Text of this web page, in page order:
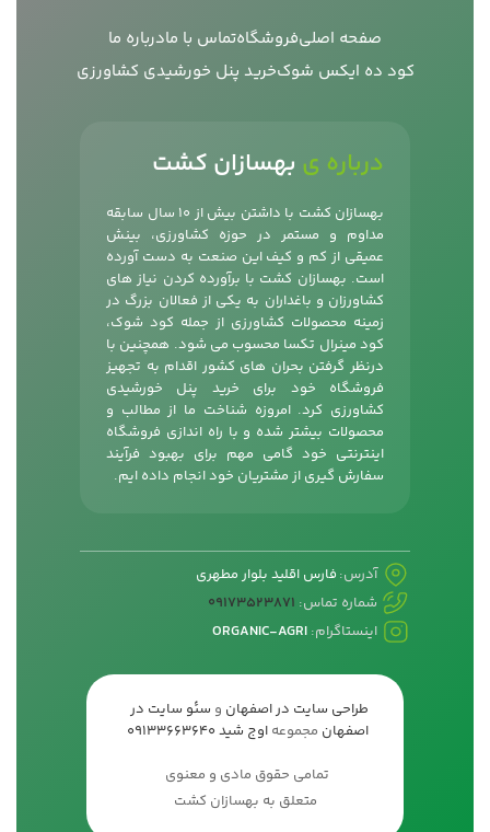
صفحه اصلیفروشگاهتماس با مادرباره ما
کود ده ایکس شوکخرید پنل خورشیدی کشاورزی
درباره ی بهسازان کشت
بهسازان کشت با داشتن بیش از 10 سال سابقه
مداوم و مستمر در حوزه کشاورزی، بینش
عمیقی از کم و کیف این صنعت به دست آورده
است. بهسازان کشت با برآورده کردن نیاز های
کشاورزان و باغداران به یکی از فعالان بزرگ در
زمینه محصولات کشاورزی از جمله کود شوک،
کود مینرال تکسا محسوب می شود. همچنین با
درنظر گرفتن بحران های کشور اقدام به تجهیز
فروشگاه خود برای خرید پنل خورشیدی
کشاورزی کرد. امروزه شناخت ما از مطالب و
محصولات بیشتر شده و با راه اندازی فروشگاه
اینترنتی خود گامی مهم برای بهبود فرآیند
سفارش گیری از مشتریان خود انجام داده ایم.
آدرس: فارس اقلید بلوار مطهری
شماره تماس: 09173523871
اینستاگرام:ORGANIC-AGRI
طراحی سایت در اصفهان و سئو سایت در
اصفهان مجموعه اوج شید 09133663640
تمامی حقوق مادی و معنوی
متعلق به بهسازان کشت